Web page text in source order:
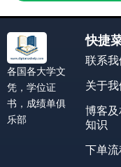
各国各大学文
凭，学位证
书，成绩单俱
乐部
快捷
联系我
关于我
博客及
知识
下单流